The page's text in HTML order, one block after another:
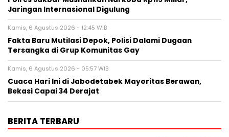
Jaringan Internasional Digulung
Kamis, 6 Agustus 2026 - 12:45 WIB
Fakta Baru Mutilasi Depok, Polisi Dalami Dugaan
Tersangka di Grup Komunitas Gay
Kamis, 6 Agustus 2026 - 05:57 WIB
Cuaca Hari Ini di Jabodetabek Mayoritas Berawan,
Bekasi Capai 34 Derajat
BERITA TERBARU